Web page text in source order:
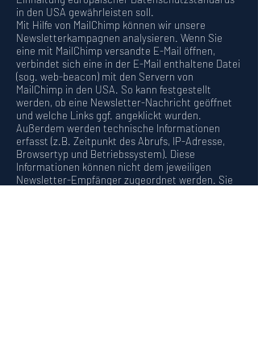
in den USA gewährleisten soll.
Mit Hilfe von MailChimp können wir unsere
Newsletterkampagnen analysieren. Wenn Sie
eine mit MailChimp versandte E-Mail öffnen,
verbindet sich eine in der E-Mail enthaltene Datei
(sog. web-beacon) mit den Servern von
MailChimp in den USA. So kann festgestellt
werden, ob eine Newsletter-Nachricht geöffnet
und welche Links ggf. angeklickt wurden.
Außerdem werden technische Informationen
erfasst (z.B. Zeitpunkt des Abrufs, IP-Adresse,
Browsertyp und Betriebssystem). Diese
Informationen können nicht dem jeweiligen
Newsletter-Empfänger zugeordnet werden. Sie